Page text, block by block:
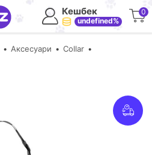
Кешбек
undefined%
0
Аксесуари
Collar